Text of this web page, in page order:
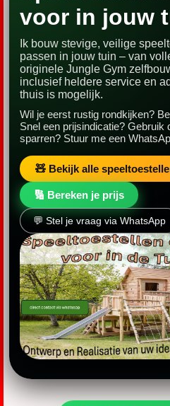
voor in jouw
Ik bouw stevige, veilige
passen in jouw tuin – van
originele Jungle Gym
inclusief heldere service en
thuis is mogelijk.
Wil je eerst rustig rondkijken?
Snel een prijsindicatie? Gebruik
sparren? Stuur me een
🧸 Bekijk alle
🔢 Bereken je prijs
💬 Stel je vraag via WhatsApp